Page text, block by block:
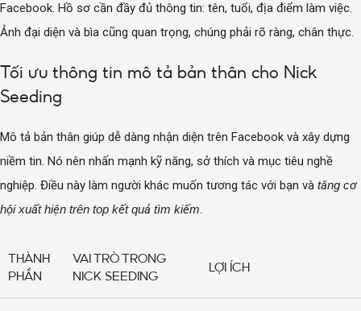
Facebook. Hồ sơ cần đầy đủ thông tin: tên, tuổi, địa điểm làm việc.
Ảnh đại diện và bìa cũng quan trọng, chúng phải rõ ràng, chân thực.
Tối ưu thông tin mô tả bản thân cho Nick
Seeding
Mô tả bản thân giúp dễ dàng nhận diện trên Facebook và xây dựng
niềm tin. Nó nên nhấn mạnh kỹ năng, sở thích và mục tiêu nghề
nghiệp. Điều này làm người khác muốn tương tác với bạn và tăng cơ
hội xuất hiện trên top kết quả tìm kiếm.
THÀNH
PHẦN
VAI TRÒ TRONG
NICK SEEDING
LỢI ÍCH